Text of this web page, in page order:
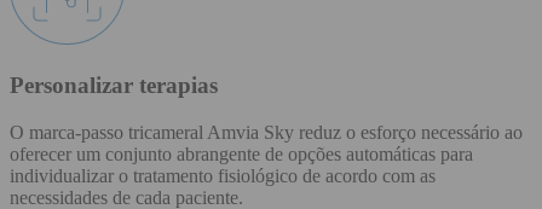
Personalizar terapias
O marca-passo tricameral Amvia Sky reduz o esforço necessário ao
oferecer um conjunto abrangente de opções automáticas para
individualizar o tratamento fisiológico de acordo com as
necessidades de cada paciente.